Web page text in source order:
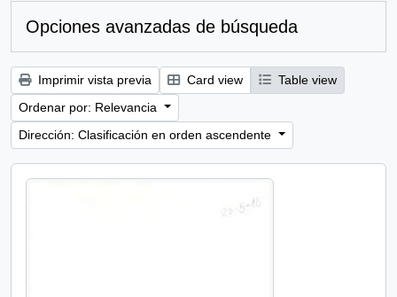
Opciones avanzadas de búsqueda
Imprimir vista previa Card view
Table view
Ordenar por: Relevancia
Dirección: Clasificación en orden ascendente